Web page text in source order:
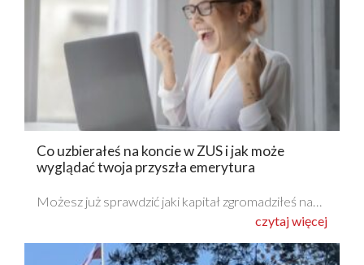
Co uzbierałeś na koncie w ZUS i jak może
wyglądać twoja przyszła emerytura
Możesz już sprawdzić jaki kapitał zgromadziłeś na…
czytaj więcej